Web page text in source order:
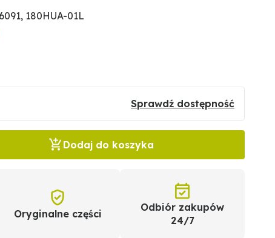
180HUA-01L
Sprawdź dostępność
Dodaj do koszyka
Oryginalne części
Odbiór zakupów
24/7